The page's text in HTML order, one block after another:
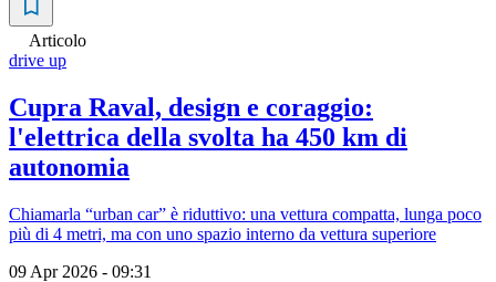
Articolo
drive up
Cupra Raval, design e coraggio:
l'elettrica della svolta ha 450 km di
autonomia
Chiamarla “urban car” è riduttivo: una vettura compatta, lunga poco
più di 4 metri, ma con uno spazio interno da vettura superiore
09 Apr 2026 - 09:31